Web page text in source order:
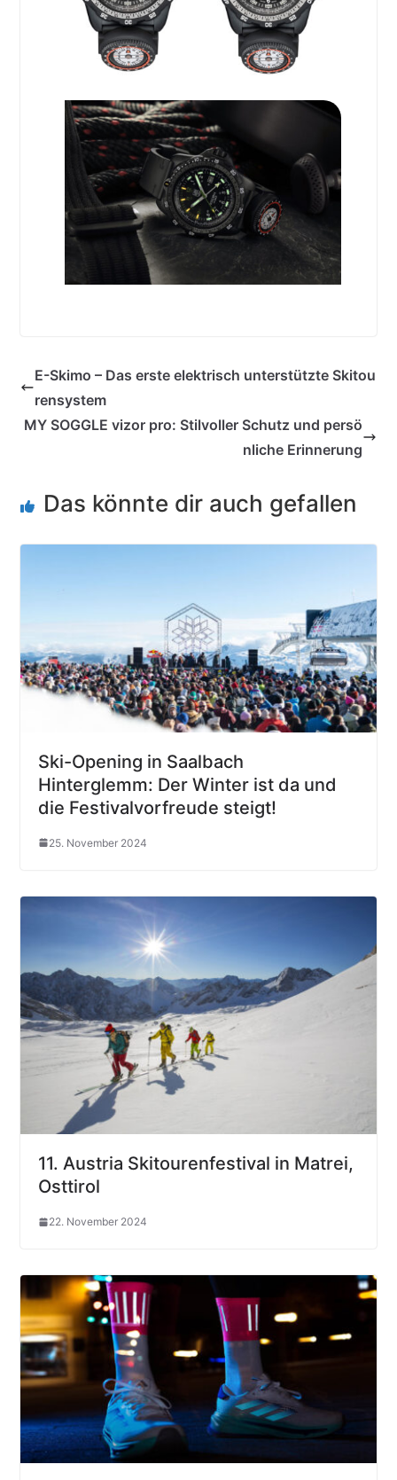
E-Skimo – Das erste elektrisch unterstützte Skitou
rensystem
MY SOGGLE vizor pro: Stilvoller Schutz und persö
nliche Erinnerung
Das könnte dir auch gefallen
Ski-Opening in Saalbach
Hinterglemm: Der Winter ist da und
die Festivalvorfreude steigt!
25. November 2024
11. Austria Skitourenfestival in Matrei,
Osttirol
22. November 2024